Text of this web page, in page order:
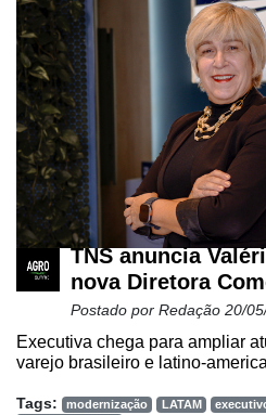
TNS anuncia
nova Diretora
Postado por Redação 20/
Executiva chega para ampliar
varejo brasileiro e latino-
Tags: modernização LATAM